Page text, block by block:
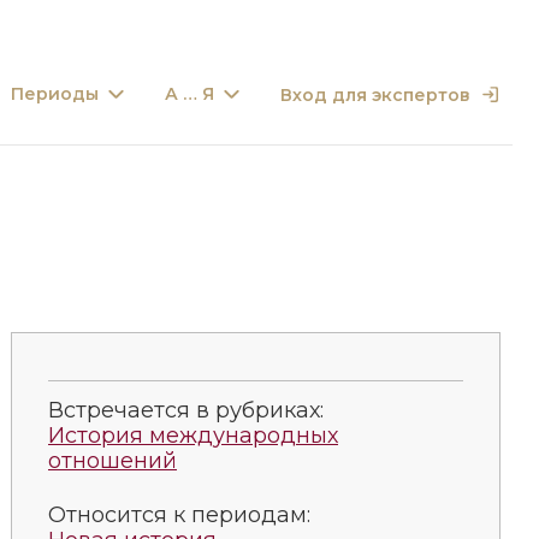
Периоды А … Я Вход для экспертов
Встречается в рубриках:
История международных
отношений
Относится к периодам: